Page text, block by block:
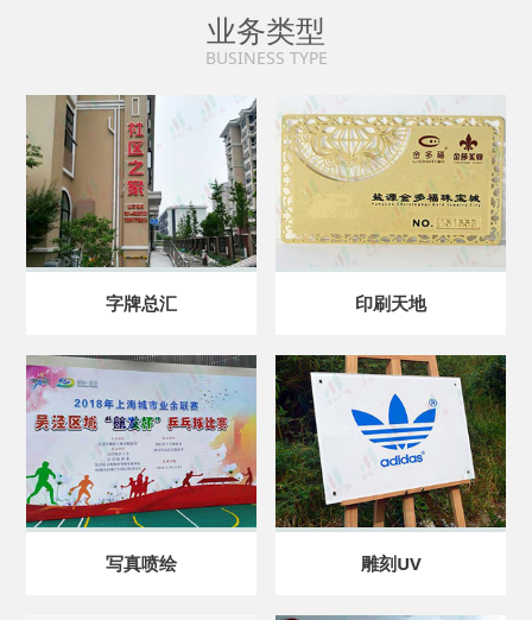
业务类型
BUSINESS TYPE
字牌总汇 印刷天地
写真喷绘 雕刻UV